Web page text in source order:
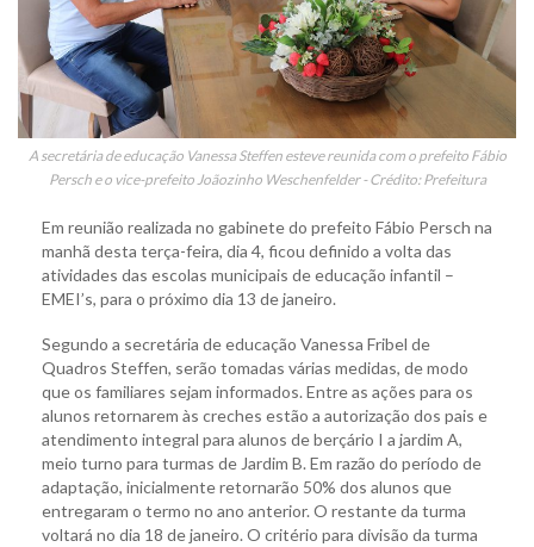
A secretária de educação Vanessa Steffen esteve reunida com o prefeito Fábio
Persch e o vice-prefeito Joãozinho Weschenfelder - Crédito: Prefeitura
Em reunião realizada no gabinete do prefeito Fábio Persch na
manhã desta terça-feira, dia 4, ficou definido a volta das
atividades das escolas municipais de educação infantil –
EMEI’s, para o próximo dia 13 de janeiro.
Segundo a secretária de educação Vanessa Fribel de
Quadros Steffen, serão tomadas várias medidas, de modo
que os familiares sejam informados. Entre as ações para os
alunos retornarem às creches estão a autorização dos pais e
atendimento integral para alunos de berçário I a jardim A,
meio turno para turmas de Jardim B. Em razão do período de
adaptação, inicialmente retornarão 50% dos alunos que
entregaram o termo no ano anterior. O restante da turma
voltará no dia 18 de janeiro. O critério para divisão da turma